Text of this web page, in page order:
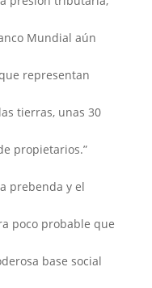
Mundial aún
representan
tierras, unas 30
propietarios.”
prebenda y el
poco probable que
base social